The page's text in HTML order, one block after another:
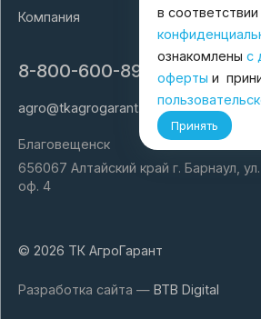
Компания
8-800-600-8998
agro@tkagrogarant.ru
Благовещенск
656067 Алтайский край г. Барнаул,
оф. 4
в соответствии
ознакомлены с
оферты и
Принять
© 2026 ТК АгроГарант
Разработка сайта — BTB Digital